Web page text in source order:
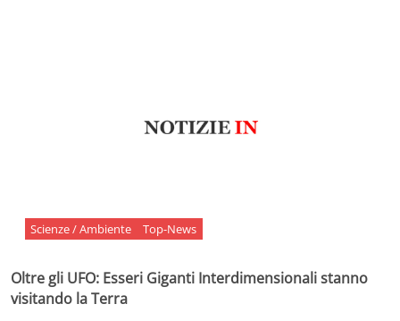
Scienze / Ambiente Top-News
Oltre gli UFO: Esseri Giganti Interdimensionali stanno
visitando la Terra